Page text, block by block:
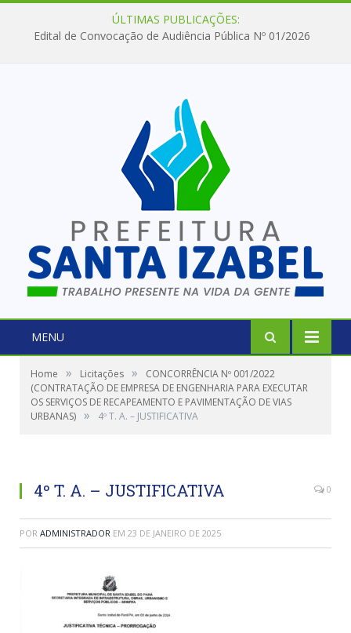
ÚLTIMAS PUBLICAÇÕES:
Edital de Convocação de Audiência Pública Nº 01/2026
MENU
Home » Licitações »
CONCORRÊNCIA Nº 001/2022
(CONTRATAÇÃO DE EMPRESA DE ENGENHARIA PARA EXECUTAR
OS SERVIÇOS DE RECAPEAMENTO E PAVIMENTAÇÃO DE VIAS
URBANAS) » 4º T. A. – JUSTIFICATIVA
4º T. A. – JUSTIFICATIVA 0
POR ADMINISTRADOR EM 23 DE JANEIRO DE 2025